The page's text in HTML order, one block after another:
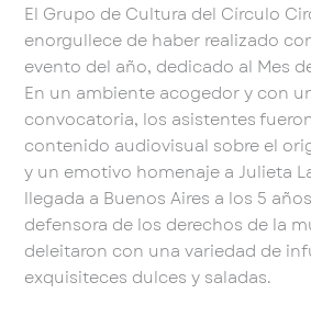
El Grupo de Cultura del Círculo
enorgullece de haber realizado
evento del año, dedicado al Mes
En un ambiente acogedor y con
convocatoria, los asistentes
contenido audiovisual sobre el
y un emotivo homenaje a Julieta
llegada a Buenos Aires a los 5
defensora de los derechos de la
deleitaron con una variedad de
exquisiteces dulces y saladas.